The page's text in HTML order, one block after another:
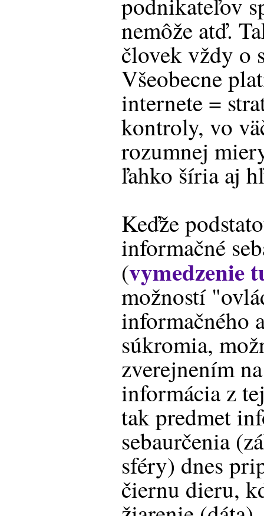
nemôže atď.
človek vždy o
Všeobecne
internete =
kontroly, vo
rozumnej
ľahko šíria aj
Keďže
informačné
(vymedzenie
možností
informačného
súkromia,
zverejnením
informácia z
tak predmet
sebaurčenia
sféry) dnes
čiernu dieru,